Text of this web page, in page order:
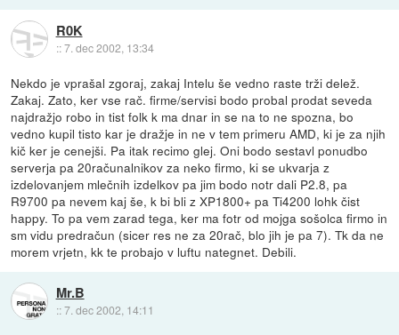
R0K
::7. dec 2002, 13:34
Nekdo je vprašal zgoraj, zakaj Intelu še vedno raste trži delež.
Zakaj. Zato, ker vse rač. firme/servisi bodo probal prodat seveda
najdražjo robo in tist folk k ma dnar in se na to ne spozna, bo
vedno kupil tisto kar je dražje in ne v tem primeru AMD, ki je za njih
kič ker je cenejši. Pa itak recimo glej. Oni bodo sestavl ponudbo
serverja pa 20računalnikov za neko firmo, ki se ukvarja z
izdelovanjem mlečnih izdelkov pa jim bodo notr dali P2.8, pa
R9700 pa nevem kaj še, k bi bli z XP1800+ pa Ti4200 lohk čist
happy. To pa vem zarad tega, ker ma fotr od mojga sošolca firmo in
sm vidu predračun (sicer res ne za 20rač, blo jih je pa 7). Tk da ne
morem vrjetn, kk te probajo v luftu nategnet. Debili.
Mr.B
::7. dec 2002, 14:11